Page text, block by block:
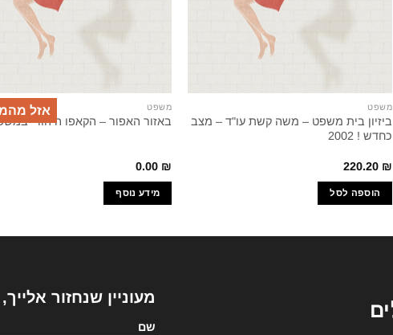
משפט
ביזיון בית משפט – משה קשת עו"ד – מצב
כחדש ! 2002
220.20 ₪
הוספה לסל
אזל משפט
באזור האפור – הקאפו היהודי
0.00 ₪
מידע נוסף
מעוניין שנחזור
שם